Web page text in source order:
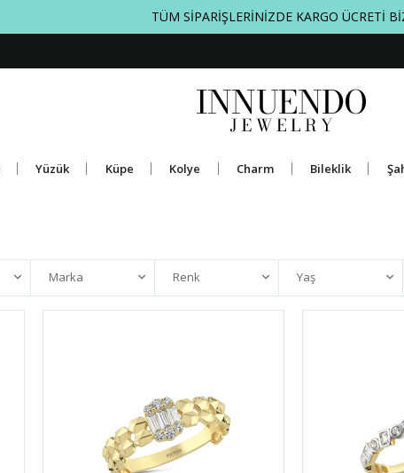
KOLAY İADE SEÇENEKLERİ
Yüzük Küpe Kolye Charm Bileklik
Marka Renk Yaş